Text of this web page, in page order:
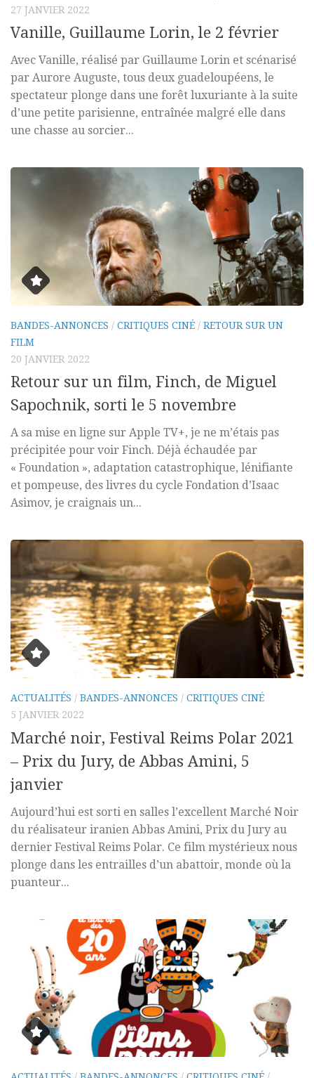
27 JANVIER 2022
Vanille, Guillaume Lorin, le 2 février
Avec Vanille, réalisé par Guillaume Lorin et scénarisé
par Aurore Auguste, tous deux guadeloupéens, le
spectateur plonge dans une forêt luxuriante à la suite
d’une petite parisienne, entraînée malgré elle dans
une chasse au sorcier...
BANDES-ANNONCES / CRITIQUES CINÉ / RETOUR SUR UN
FILM
20 JANVIER 2022
Retour sur un film, Finch, de Miguel
Sapochnik, sorti le 5 novembre
A sa mise en ligne sur Apple TV+, je ne m’étais pas
précipitée pour voir Finch. Déjà échaudée par
« Foundation », adaptation catastrophique, lénifiante
et pompeuse, des livres du cycle Fondation d’Isaac
Asimov, je craignais un...
ACTUALITÉS / BANDES-ANNONCES / CRITIQUES CINÉ
5 JANVIER 2022
Marché noir, Festival Reims Polar 2021
– Prix du Jury, de Abbas Amini, 5
janvier
Aujourd’hui est sorti en salles l’excellent Marché Noir
du réalisateur iranien Abbas Amini, Prix du Jury au
dernier Festival Reims Polar. Ce film mystérieux nous
plonge dans les entrailles d’un abattoir, monde où la
puanteur...